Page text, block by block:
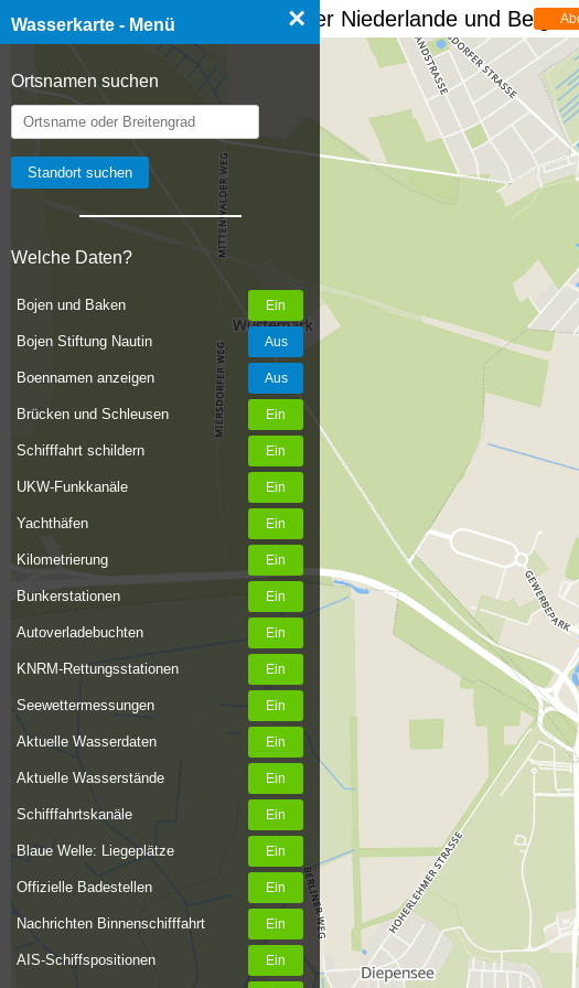
Wasserkarte - Menü ×
Ortsnamen suchen
Welche Daten?
Bojen und Baken
Bojen Stiftung Nautin
Boennamen anzeigen
Brücken und Schleusen
Schifffahrt schildern
UKW-Funkkanäle
Yachthäfen
Kilometrierung
Bunkerstationen
Autoverladebuchten
KNRM-Rettungsstationen
Seewettermessungen
Aktuelle Wasserdaten
Aktuelle Wasserstände
Schifffahrtskanäle
Blaue Welle: Liegeplätze
Offizielle Badestellen
Nachrichten Binnenschifffahrt
AIS-Schiffspositionen
☰ Wasserkarte Deutschland, der Niederlande und